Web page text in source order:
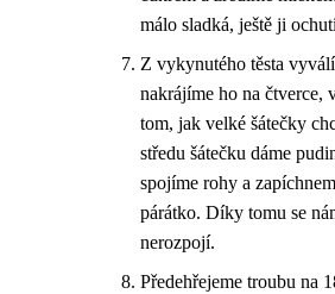
málo sladká, ještě ji
Z vykynutého těsta
nakrájíme ho na čtverce,
tom, jak velké šátečky
středu šátečku dáme
spojíme rohy a
párátko. Díky tomu se
nerozpojí.
Předehřejeme troubu na